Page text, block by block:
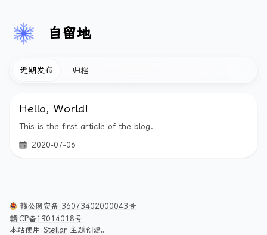
自留地
近期发布 归档
Hello, World!
This is the first article of the blog.
2020-07-06
赣公网安备 36073402000043号
赣ICP备19014018号
本站使用 Stellar 主题创建。